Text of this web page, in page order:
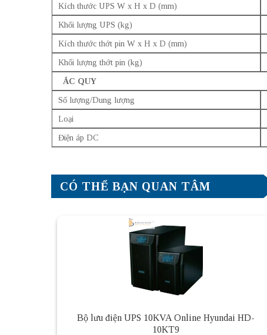
Kích thước UPS W x H x D (mm)
Khối lượng UPS (kg)
Kích thước thớt pin W x H x D (mm)
Khối lượng thớt pin (kg)
ẮC QUY
Số lượng/Dung lượng
Loại
Điện áp DC
CÓ THỂ BẠN QUAN TÂM
Bộ lưu điện UPS 10KVA Online Hyundai HD-
10KT9